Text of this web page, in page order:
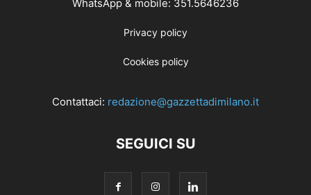
WhatsApp & mobile: 351.5646236
Privacy policy
Cookies policy
Contattaci: redazione@gazzettadimilano.it
SEGUICI SU